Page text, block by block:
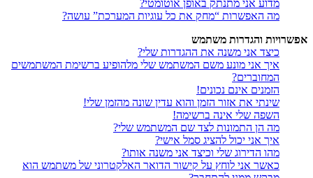
מדוע אני מתנתק באופן אוטומטי?
מה האפשרות “מחק את כל עוגיות המערכת” עושה?
אפשרויות והגדרות משתמש
כיצד אני משנה את ההגדרות שלי?
איך אני מונע משם המשתמש שלי מלהופיע ברשימת המשתמשים
המחוברים?
הזמנים אינם נכונים!
שינתי את אזור הזמן והוא עדין שונה מהזמן שלי!
השפה שלי אינה ברשימה!
מה הן התמונות לצד שם המשתמש שלי?
איך אני יכול להציג סמל אישי?
מהו הדירוג שלי וכיצד אני משנה אותו?
כאשר אני לוחץ על קישור הדואר האלקטרוני של משתמש הוא